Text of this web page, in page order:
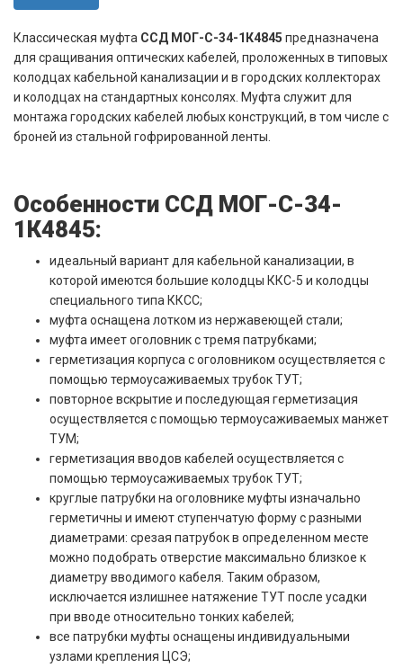
Классическая муфта ССД МОГ-С-34-1К4845 предназначена
для сращивания оптических кабелей, проложенных в типовых
колодцах кабельной канализации и в городских коллекторах
и колодцах на стандартных консолях. Муфта служит для
монтажа городских кабелей любых конструкций, в том числе с
броней из стальной гофрированной ленты.
Особенности ССД МОГ-С-34-
1К4845:
идеальный вариант для кабельной канализации, в
которой имеются большие колодцы ККС-5 и колодцы
специального типа ККСС;
муфта оснащена лотком из нержавеющей стали;
муфта имеет оголовник с тремя патрубками;
герметизация корпуса с оголовником осуществляется с
помощью термоусаживаемых трубок ТУТ;
повторное вскрытие и последующая герметизация
осуществляется с помощью термоусаживаемых манжет
ТУМ;
герметизация вводов кабелей осуществляется с
помощью термоусаживаемых трубок ТУТ;
круглые патрубки на оголовнике муфты изначально
герметичны и имеют ступенчатую форму с разными
диаметрами: срезая патрубок в определенном месте
можно подобрать отверстие максимально близкое к
диаметру вводимого кабеля. Таким образом,
исключается излишнее натяжение ТУТ после усадки
при вводе относительно тонких кабелей;
все патрубки муфты оснащены индивидуальными
узлами крепления ЦСЭ;